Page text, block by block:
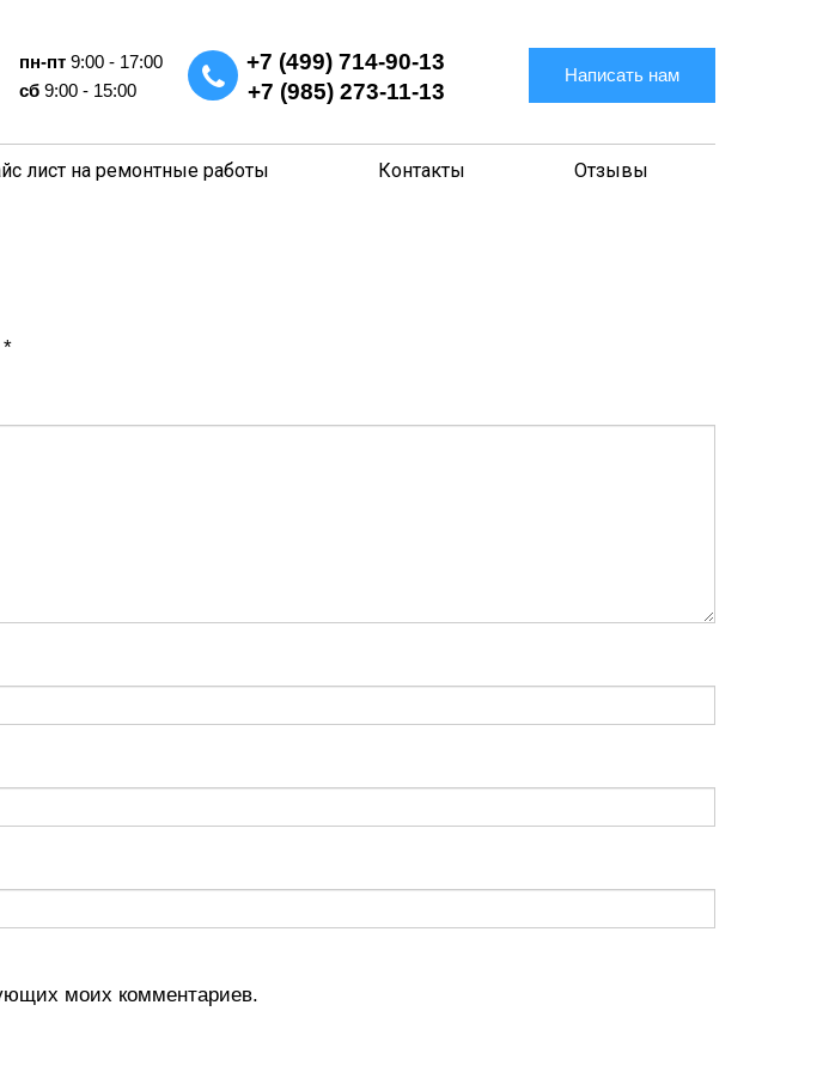
пн-пт 9:00 - 17:00
сб 9:00 - 15:00
+7 (499) 714-90-13
+7 (985) 273-11-13
Написать нам
лист на ремонтные работы Контакты
Отзывы
*
моих комментариев.